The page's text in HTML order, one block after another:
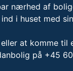
nærhed af
i huset med
at komme til
på +45